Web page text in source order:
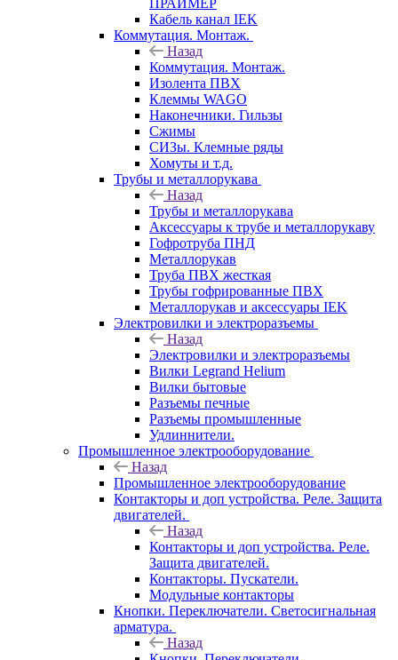
Кабель канал IEK
Коммутация. Монтаж.
Назад
Коммутация. Монтаж.
Изолента ПВХ
Клеммы WAGO
Наконечники. Гильзы
Сжимы
СИЗы. Клемные ряды
Хомуты и т.д.
Трубы и металлорукава
Назад
Трубы и металлорукава
Аксессуары к трубе и металлорукаву
Гофротруба ПНД
Металлорукав
Труба ПВХ жесткая
Трубы гофрированные ПВХ
Металлорукав и аксессуары IEK
Электровилки и электроразъемы
Назад
Электровилки и электроразъемы
Вилки Legrand Helium
Вилки бытовые
Разъемы печные
Разъемы промышленные
Удлиннители.
Промышленное электрооборудование
Назад
Промышленное электрооборудование
Контакторы и доп устройства. Реле. Защита
двигателей.
Назад
Контакторы и доп устройства. Реле.
Защита двигателей.
Контакторы. Пускатели.
Модульные контакторы
Кнопки. Переключатели. Светосигнальная
арматура.
Назад